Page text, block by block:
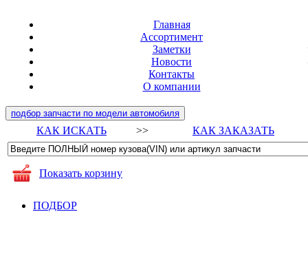
Главная
Ассортимент
Заметки
Новости
Контакты
О компании
подбор запчасти по модели автомобиля
КАК ИСКАТЬ >> КАК ЗАКАЗАТЬ
Показать корзину
ПОДБОР